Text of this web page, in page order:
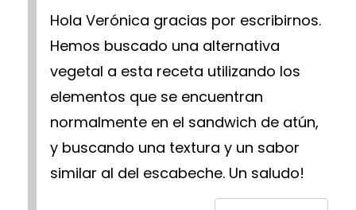
Hola Verónica gracias por escribirnos.
Hemos buscado una alternativa
vegetal a esta receta utilizando los
elementos que se encuentran
normalmente en el sandwich de atún,
y buscando una textura y un sabor
similar al del escabeche. Un saludo!